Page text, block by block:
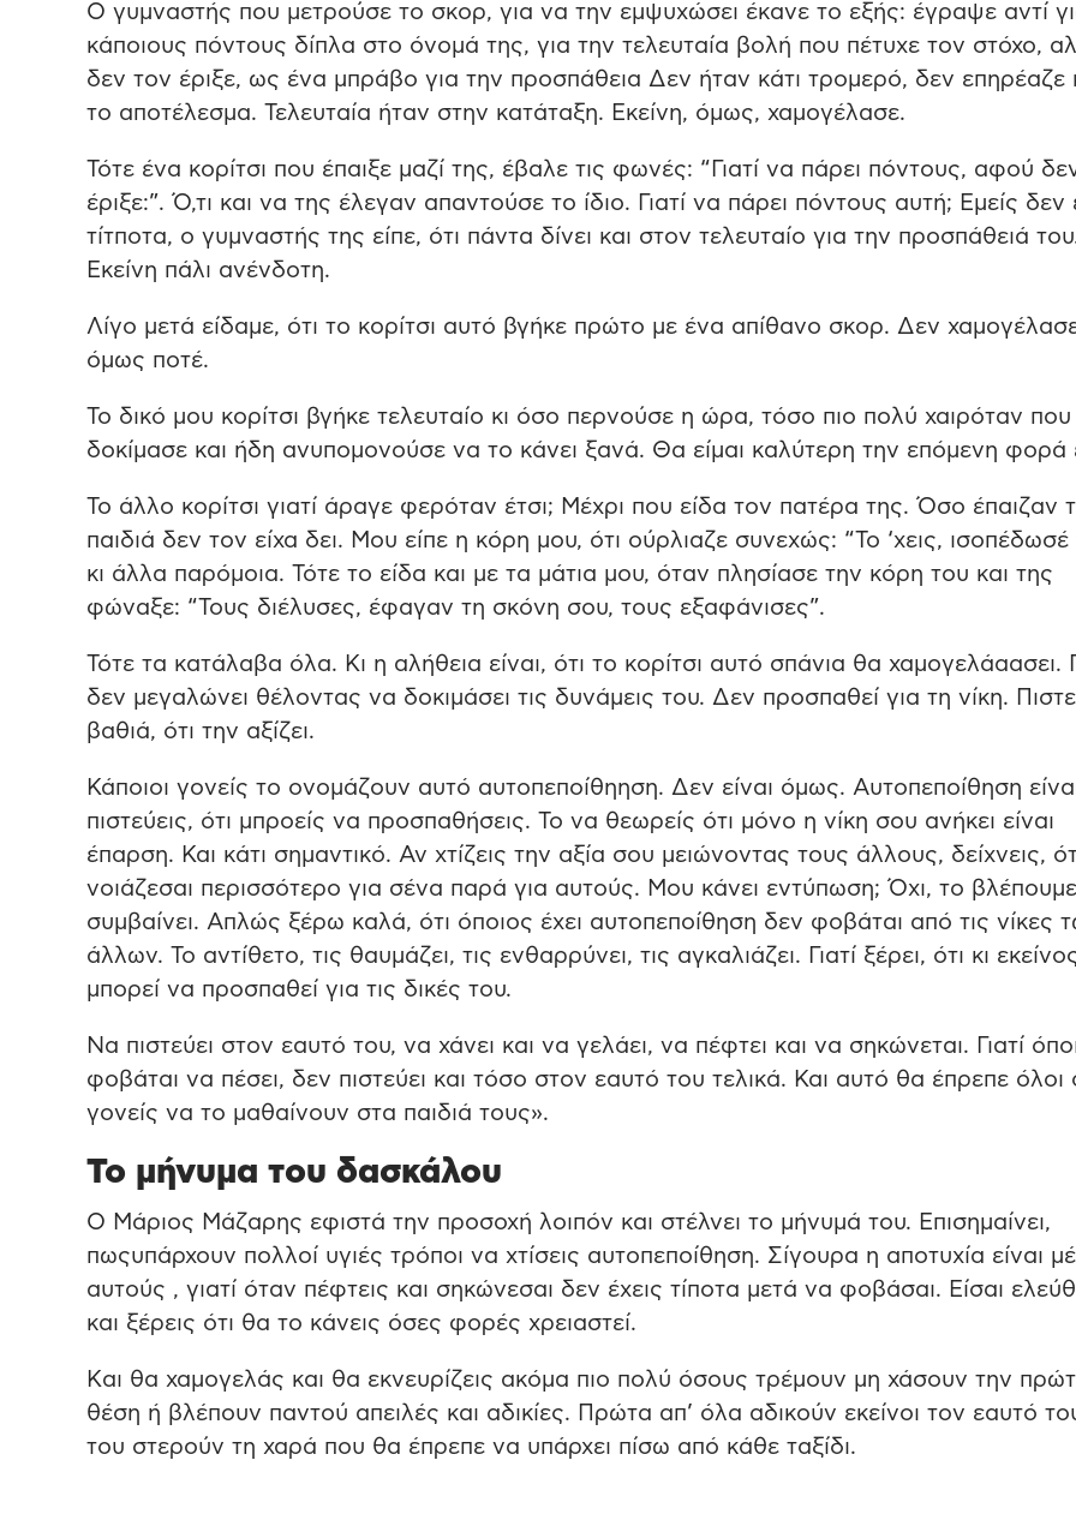
Ο γυμναστής που μετρούσε το σκορ, για να την εμψυχώσει έκανε το εξής: έγραψε αντί
κάποιους πόντους δίπλα στο όνομά της, για την τελευταία βολή που πέτυχε τον στόχο,
δεν τον έριξε, ως ένα μπράβο για την προσπάθεια Δεν ήταν κάτι τρομερό, δεν επηρέαζε
το αποτέλεσμα. Τελευταία ήταν στην κατάταξη. Εκείνη, όμως, χαμογέλασε.
Τότε ένα κορίτσι που έπαιξε μαζί της, έβαλε τις φωνές: “Γιατί να πάρει πόντους, αφού
έριξε:”. Ό,τι και να της έλεγαν απαντούσε το ίδιο. Γιατί να πάρει πόντους αυτή; Εμείς δεν
τίτποτα, ο γυμναστής της είπε, ότι πάντα δίνει και στον τελευταίο για την προσπάθειά
Εκείνη πάλι ανένδοτη.
Λίγο μετά είδαμε, ότι το κορίτσι αυτό βγήκε πρώτο με ένα απίθανο σκορ. Δεν
όμως ποτέ.
Το δικό μου κορίτσι βγήκε τελευταίο κι όσο περνούσε η ώρα, τόσο πιο πολύ χαιρόταν που
δοκίμασε και ήδη ανυπομονούσε να το κάνει ξανά. Θα είμαι καλύτερη την επόμενη φορά
Το άλλο κορίτσι γιατί άραγε φερόταν έτσι; Μέχρι που είδα τον πατέρα της. Όσο έπαιζαν
παιδιά δεν τον είχα δει. Μου είπε η κόρη μου, ότι ούρλιαζε συνεχώς: “Το ‘χεις, ισοπέδωσέ
κι άλλα παρόμοια. Τότε το είδα και με τα μάτια μου, όταν πλησίασε την κόρη του και της
φώναξε: “Τους διέλυσες, έφαγαν τη σκόνη σου, τους εξαφάνισες”.
Τότε τα κατάλαβα όλα. Κι η αλήθεια είναι, ότι το κορίτσι αυτό σπάνια θα χαμογελάαασει.
δεν μεγαλώνει θέλοντας να δοκιμάσει τις δυνάμεις του. Δεν προσπαθεί για τη νίκη.
βαθιά, ότι την αξίζει.
Κάποιοι γονείς το ονομάζουν αυτό αυτοπεποίθηηση. Δεν είναι όμως. Αυτοπεποίθηση
πιστεύεις, ότι μπροείς να προσπαθήσεις. Το να θεωρείς ότι μόνο η νίκη σου ανήκει είναι
έπαρση. Και κάτι σημαντικό. Αν χτίζεις την αξία σου μειώνοντας τους άλλους, δείχνεις,
νοιάζεσαι περισσότερο για σένα παρά για αυτούς. Μου κάνει εντύπωση; Όχι, το
συμβαίνει. Απλώς ξέρω καλά, ότι όποιος έχει αυτοπεποίθηση δεν φοβάται από τις νίκες
άλλων. Το αντίθετο, τις θαυμάζει, τις ενθαρρύνει, τις αγκαλιάζει. Γιατί ξέρει, ότι κι
μπορεί να προσπαθεί για τις δικές του.
Να πιστεύει στον εαυτό του, να χάνει και να γελάει, να πέφτει και να σηκώνεται. Γιατί
φοβάται να πέσει, δεν πιστεύει και τόσο στον εαυτό του τελικά. Και αυτό θα έπρεπε όλοι
γονείς να το μαθαίνουν στα παιδιά τους».
Το μήνυμα του δασκάλου
Ο Μάριος Μάζαρης εφιστά την προσοχή λοιπόν και στέλνει το μήνυμά του. Επισημαίνει,
πωςυπάρχουν πολλοί υγιές τρόποι να χτίσεις αυτοπεποίθηση. Σίγουρα η αποτυχία είναι
αυτούς , γιατί όταν πέφτεις και σηκώνεσαι δεν έχεις τίποτα μετά να φοβάσαι. Είσαι
και ξέρεις ότι θα το κάνεις όσες φορές χρειαστεί.
Kαι θα χαμογελάς και θα εκνευρίζεις ακόμα πιο πολύ όσους τρέμουν μη χάσουν την
θέση ή βλέπουν παντού απειλές και αδικίες. Πρώτα απ’ όλα αδικούν εκείνοι τον εαυτό
του στερούν τη χαρά που θα έπρεπε να υπάρχει πίσω από κάθε ταξίδι.